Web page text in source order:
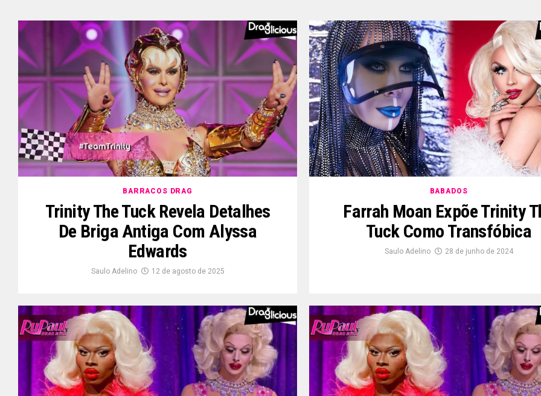
BARRACOS DRAG
Trinity The Tuck Revela Detalhes
De Briga Antiga Com Alyssa
Edwards
Saulo Adelino 12 de agosto de 2025
BABADOS
Farrah Moan Expõe Trinity
Tuck Como Transfóbica
Saulo Adelino 28 de junho de 2024